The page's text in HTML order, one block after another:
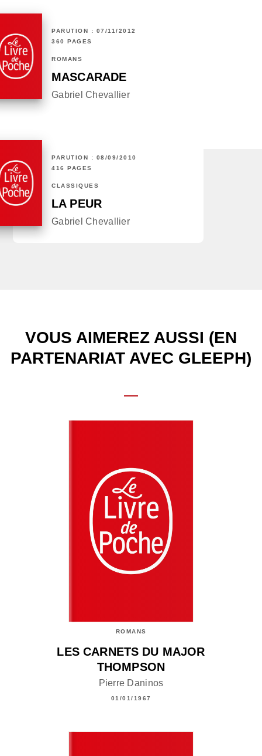
PARUTION : 07/11/2012
360 PAGES
ROMANS
MASCARADE
Gabriel Chevallier
PARUTION : 08/09/2010
416 PAGES
CLASSIQUES
LA PEUR
Gabriel Chevallier
VOUS AIMEREZ AUSSI (EN
PARTENARIAT AVEC GLEEPH)
ROMANS
LES CARNETS DU MAJOR
THOMPSON
Pierre Daninos
01/01/1967